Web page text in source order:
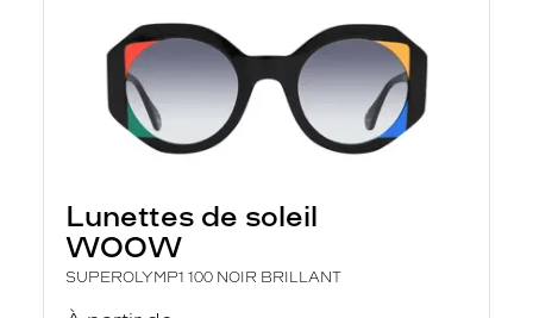
Lunettes de soleil
WOOW
SUPEROLYMP1 100 NOIR BRILLANT